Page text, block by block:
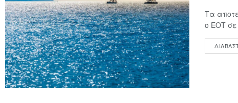
Τα
ο ΕΟΤ σε